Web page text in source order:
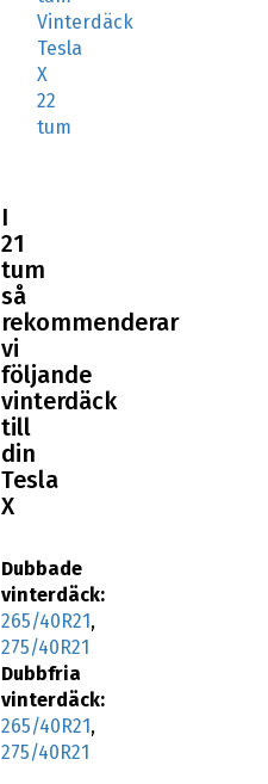
Vinterdäck
Tesla
X
22
tum
I
21
tum
så
rekommenderar
vi
följande
vinterdäck
till
din
Tesla
X
Dubbade
vinterdäck:
265/40R21 ,
275/40R21
Dubbfria
vinterdäck:
265/40R21 ,
275/40R21